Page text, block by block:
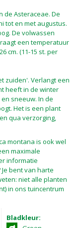
de Asteraceae. De
tot en met augustus.
De volwassen
een temperatuur
cm. (11-15 st. per
zuiden'. Verlangt een
heeft in de winter
sneeuw. In de
Het is een plant
qua verzorging,
montana is ook wel
maximale
informatie
bent van harte
niet alle planten
in ons tuincentrum
Bladkleur: